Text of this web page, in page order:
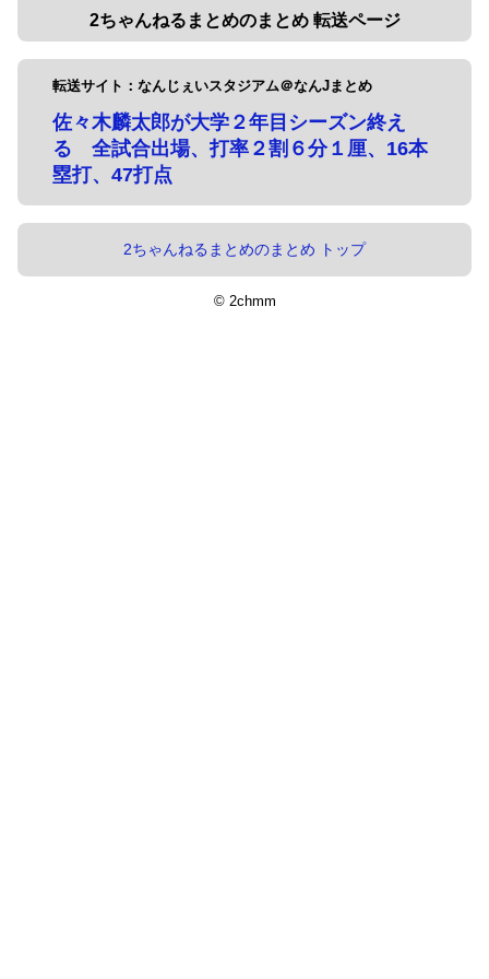
2ちゃんねるまとめのまとめ 転送ページ
転送サイト：なんじぇいスタジアム＠なんJまとめ
佐々木麟太郎が大学２年目シーズン終え
る 全試合出場、打率２割６分１厘、16本
塁打、47打点
2ちゃんねるまとめのまとめ トップ
© 2chmm